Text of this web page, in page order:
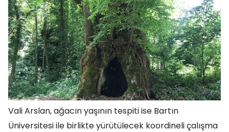
Vali Arslan, ağacın yaşının tespiti ise Bartın
Üniversitesi ile birlikte yürütülecek koordineli çalışma